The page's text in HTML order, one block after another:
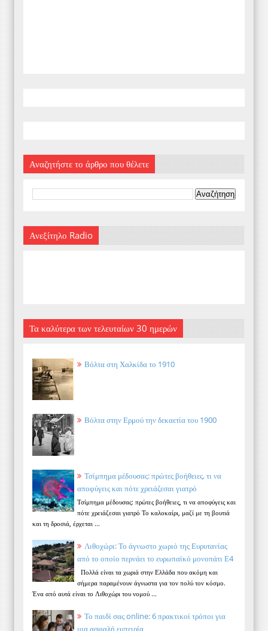
Αναζητήστε το άρθρο που θέλετε
Ανεξίτηλο Radio
Τα καλύτερα των τελευταίων 30 ημερών
Βόλτα στη Χαλκίδα το 1910
Βόλτα στην Ερμού την δεκαετία του 1900
Τσίμπημα μέδουσας: πρώτες βοήθειες, τι να
αποφύγεις και πότε χρειάζεσαι γιατρό
Τσίμπημα μέδουσας: πρώτες βοήθειες, τι να αποφύγεις και
πότε χρειάζεσαι γιατρό Το καλοκαίρι, μαζί με τη βουτιά
και τη δροσιά, έρχεται ...
Λιθοχώρι: Το άγνωστο χωριό της Ευρυτανίας
από το οποίο περνάει το ευρωπαϊκό μονοπάτι Ε4
Πολλά είναι τα χωριά στην Ελλάδα που ακόμη και
σήμερα παραμένουν άγνωστα για τον πολύ τον κόσμο.
Ένα από αυτά είναι το Λιθοχώρι του νομού ...
Το παιδί σας online: 6 πρακτικοί τρόποι για
μια ασφαλή εμπειρία